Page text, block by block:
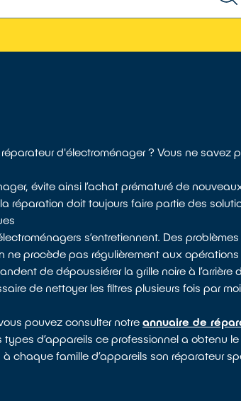
d'électroménager ? Vous ne savez
évite ainsi l’achat prématuré de
réparation doit toujours faire partie des
s’entretiennent. Des
procède pas régulièrement aux
de dépoussiérer la grille noire à l’arrière
de nettoyer les filtres plusieurs fois par
pouvez consulter notreannuaire de
d’appareils ce professionnel a obtenu
chaque famille d’appareils son réparateur